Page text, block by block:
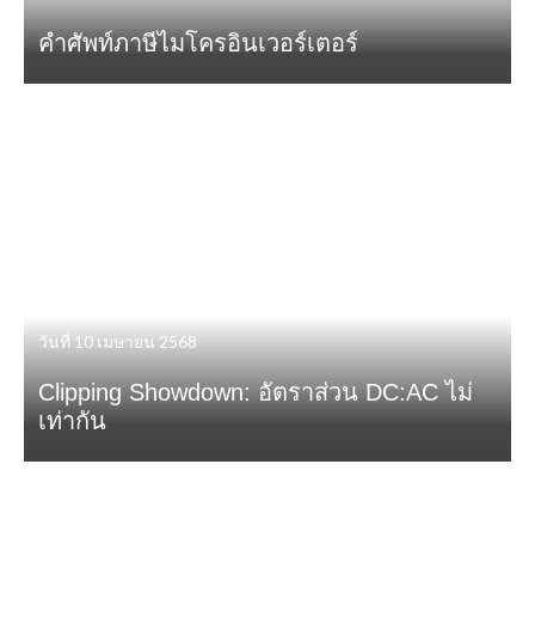
คำศัพท์ภาษีไมโครอินเวอร์เตอร์
วันที่ 10 เมษายน 2568
Clipping Showdown: อัตราส่วน DC:AC ไม่
เท่ากัน